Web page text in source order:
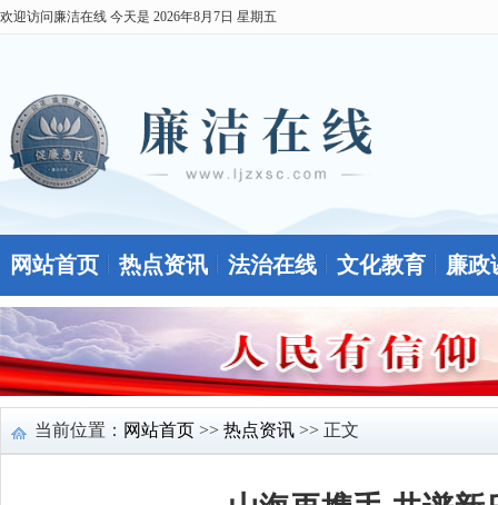
欢迎访问廉洁在线 今天是 2026年8月7日 星期五
网站首页 热点资讯 法治在线 文化教育 廉政
当前位置： 网站首页 >> 热点资讯 >> 正文